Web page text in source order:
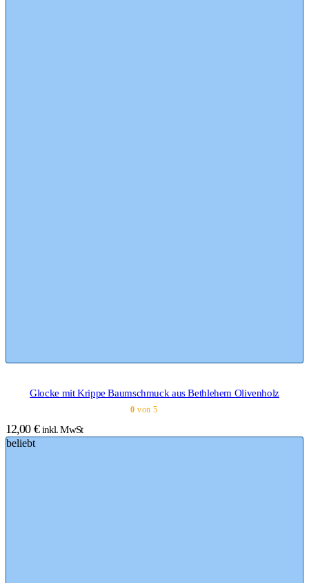
Glocke mit Krippe Baumschmuck aus Bethlehem Olivenholz
0 von 5
12,00 € inkl. MwSt
beliebt